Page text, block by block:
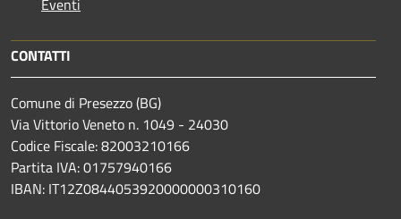
CONTATTI
Comune di Presezzo (BG)
Via Vittorio Veneto n. 1049 - 24030
Codice Fiscale: 82003210166
Partita IVA: 01757940166
IBAN: IT12Z0844053920000000310160